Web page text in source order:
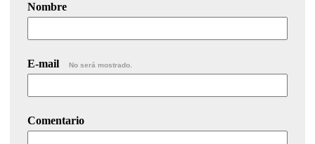
Nombre
E-mail No será mostrado.
Comentario